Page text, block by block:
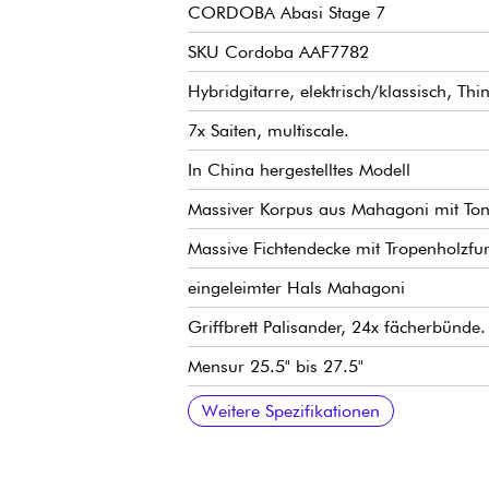
CORDOBA Abasi Stage 7
SKU Cordoba AAF7782
Hybridgitarre, elektrisch/klassisch,
7x Saiten, multiscale.
In China hergestelltes Modell
Massiver Korpus aus Mahagoni mit
Massive Fichtendecke mit
eingeleimter Hals Mahagoni
Griffbrett Palisander, 24x fächerbünde.
Mensur 25.5" bis 27.5"
Hybrid-Radius 16" / 24"
Breite Hals 1. Bund 54 mm
Halsdicke 1. Bund 21 mm
Halsdicke 9. Bund 24.5 mm
Fishman Stage System Vorverstärker
Cordoba stimmmechaniken klassischer
Knochensättel
Hochglanz-Finish
Verkauft mit Córdoba Abasi Premium
Weitere Spezifikationen